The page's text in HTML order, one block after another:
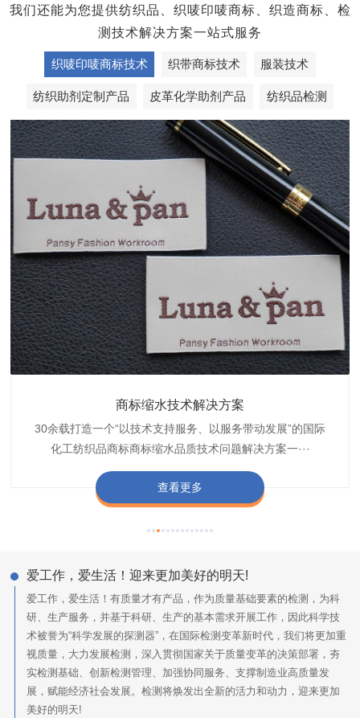
我们还能为您提供纺织品、织唛印唛商标、织造商标、检
测技术解决方案一站式服务
织唛印唛商标技术 织带商标技术 服装技术
纺织助剂定制产品 皮革化学助剂产品 纺织品检测
商标缩水技术解决方案
30余载打造一个“以技术支持服务、以服务带动发展”的国际
化工纺织品商标商标缩水品质技术问题解决方案一···
查看更多
织带商标防水技术解决方案
博准公司专注于织带商标防水技术解决方案30余载,励志于
纺织品商标企业打造含油量超标品质技术问题解决方···
查看更多
服装颜色不匀技术解决方案
博准是一家专注30余载设计研发织唛印唛商标、织带服装颜
色不匀品质技术问题解决方案一站式服务提供商,技···
查看更多
纺织品阻燃母粒
博准致力于成为纺织品商标阻燃母粒剂,TF-W760,TF-W760
阻燃母粒剂加工定制服务实力提供商,···
查看更多
爱工作，爱生活！迎来更加美好的明天!
爱工作，爱生活！有质量才有产品，作为质量基础要素的检测，为科
研、生产服务，并基于科研、生产的基本需求开展工作，因此科学技
术被誉为“科学发展的探测器”，在国际检测变革新时代，我们将更加重
视质量，大力发展检测，深入贯彻国家关于质量变革的决策部署，夯
实检测基础、创新检测管理、加强协同服务、支撑制造业高质量发
展，赋能经济社会发展。检测将焕发出全新的活力和动力，迎来更加
美好的明天!